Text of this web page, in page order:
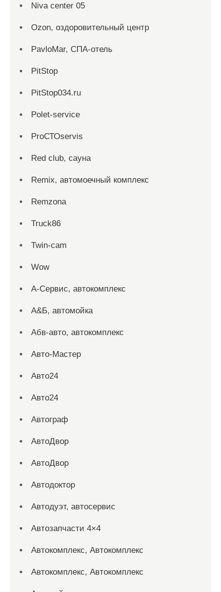
Niva center 05
Ozon, оздоровительный центр
PavloMar, СПА-отель
PitStop
PitStop034.ru
Polet-service
ProСТОservis
Red сlub, сауна
Remix, автомоечный комплекс
Remzona
Truck86
Twin-cam
Wow
А-Сервис, автокомплекс
А&Б, автомойка
Абв-авто, автокомплекс
Авто-Мастер
Авто24
Авто24
Автограф
АвтоДвор
АвтоДвор
Автодоктор
Автодуэт, автосервис
Автозапчасти 4×4
Автокомплекс, Автокомплекс
Автокомплекс, Автокомплекс